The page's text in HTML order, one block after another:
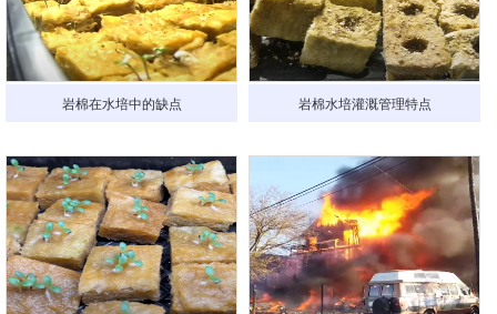
岩棉在水培中的缺点 岩棉水培灌溉管理特点